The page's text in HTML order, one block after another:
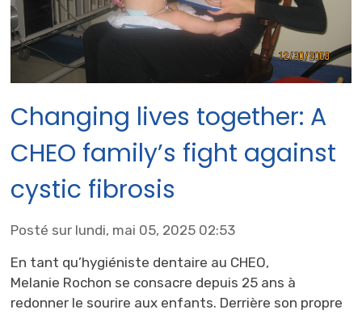
Changing lives together: A
CHEO family’s fight against
cystic fibrosis
Posté sur lundi, mai 05, 2025 02:53
En tant qu’hygiéniste dentaire au CHEO,
Melanie Rochon se consacre depuis 25 ans à
redonner le sourire aux enfants. Derrière son propre